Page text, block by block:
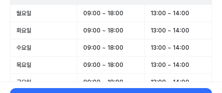
월요일 09:00 ~ 18:00 13:00 ~ 14:00
화요일 09:00 ~ 18:00 13:00 ~ 14:00
수요일 09:00 ~ 18:00 13:00 ~ 14:00
목요일 09:00 ~ 18:00 13:00 ~ 14:00
금요일 09:00 ~ 18:00 13:00 ~ 14:00